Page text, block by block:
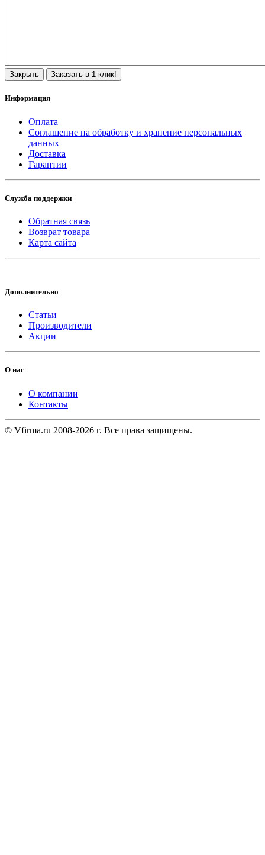
Закрыть Заказать в 1 клик!
Информация
Оплата
Соглашение на обработку и хранение персональных
данных
Доставка
Гарантии
Служба поддержки
Обратная связь
Возврат товара
Карта сайта
Дополнительно
Статьи
Производители
Акции
О нас
О компании
Контакты
© Vfirma.ru 2008-2026 г. Все права защищены.